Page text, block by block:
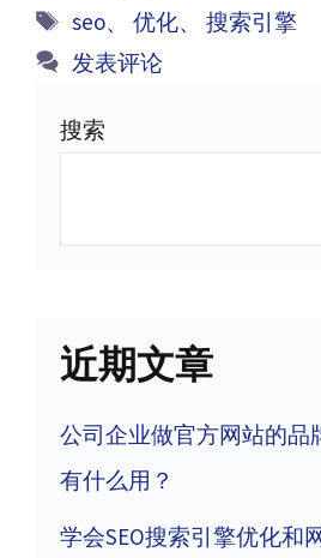
标
签
seo、优化、搜索引擎
发表评论
搜索
近期文章
公司企业做官方网站的品
有什么用？
学会SEO搜索引擎优化和